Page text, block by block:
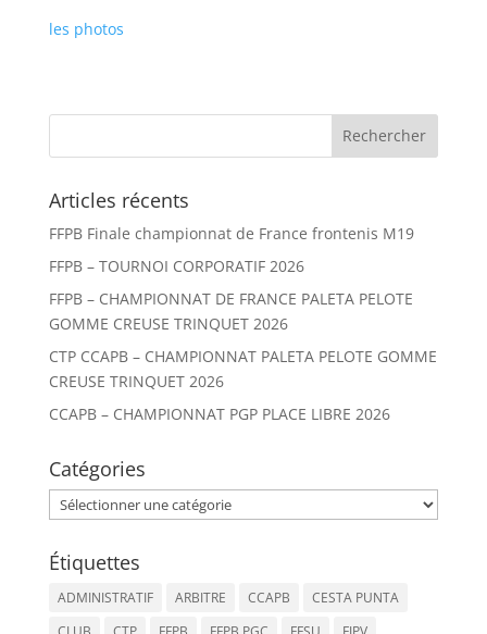
les photos
Articles récents
FFPB Finale championnat de France frontenis M19
FFPB – TOURNOI CORPORATIF 2026
FFPB – CHAMPIONNAT DE FRANCE PALETA PELOTE
GOMME CREUSE TRINQUET 2026
CTP CCAPB – CHAMPIONNAT PALETA PELOTE GOMME
CREUSE TRINQUET 2026
CCAPB – CHAMPIONNAT PGP PLACE LIBRE 2026
Catégories
Catégories
Étiquettes
ADMINISTRATIF ARBITRE CCAPB
CESTA PUNTA